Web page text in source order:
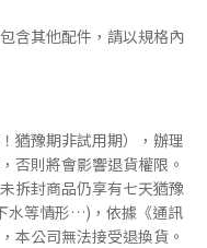
含其他配件，請以規格內
猶豫期非試用期），辦理
否則將會影響退貨權限。
拆封商品仍享有七天猶豫
水等情形…)，依據《通訊
本公司無法接受退換貨。